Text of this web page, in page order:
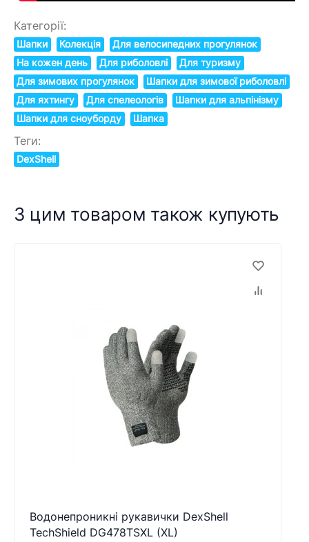
Категорії:
Шапки Колекція
Для велосипедних прогулянок
На кожен день
Для риболовлі
Для туризму
Для зимових прогулянок
Шапки для зимової риболовлі
Для яхтингу
Для спелеологів
Шапки для альпінізму
Шапки для сноуборду
Шапка
Теги:
DexShell
З цим товаром також купують
Водонепроникні рукавички DexShell
TechShield DG478TSXL (XL)